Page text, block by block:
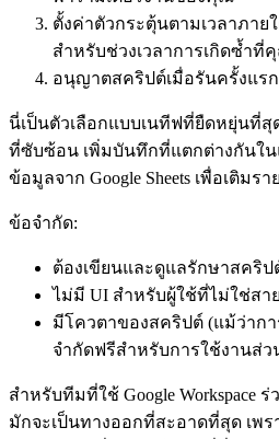
ตั้งค่าตัวกระตุ้นตามเวลาภาย
สำหรับช่วงเวลาการเกิดซ้ำที่
อนุญาตสคริปต์เมื่อรันครั้งแรก
นี่เป็นตัวเลือกแบบเนทีฟที่ยืดหยุ่นที่
ที่ซับซ้อน เพิ่มบันทึกที่แตกต่างกันใ
ข้อมูลจาก Google Sheets เพื่อเติมร
ข้อจำกัด:
ต้องเขียนและดูแลรักษาสคริป
ไม่มี UI สำหรับผู้ใช้ที่ไม่ใช่สา
มีโควตาของสคริปต์ (แม้ว่าก
จำกัดฟรีสำหรับการใช้งานส่ว
สำหรับทีมที่ใช้ Google Workspace
มักจะเป็นทางออกที่สะอาดที่สุด เพร